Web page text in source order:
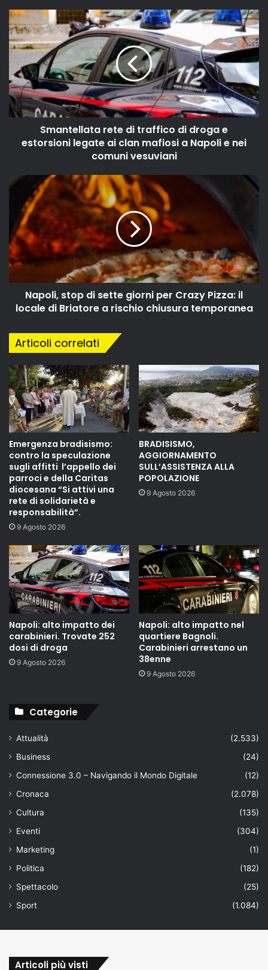
Smantellata rete di traffico di droga e
estorsioni legate ai clan mafiosi a Napoli e nei
comuni vesuviani
Napoli, stop di sette giorni per Crazy Pizza: il
locale di Briatore a rischio chiusura temporanea
Articoli correlati
Emergenza bradisismo:
contro la speculazione
sugli affitti l’appello dei
parroci e della Caritas
diocesana “Si attivi una
rete di solidarietà e
responsabilità”.
9 Agosto 2026
BRADISISMO,
AGGIORNAMENTO
SULL’ASSISTENZA ALLA
POPOLAZIONE
9 Agosto 2026
Napoli: alto impatto dei
carabinieri. Trovate 252
dosi di droga
9 Agosto 2026
Napoli: alto impatto nel
quartiere Bagnoli.
Carabinieri arrestano un
38enne
9 Agosto 2026
Categorie
Attualità
(2.533)
Business
(24)
Connessione 3.0 – Navigando il Mondo Digitale
(12)
Cronaca
(2.078)
Cultura
(135)
Eventi
(304)
Marketing
(1)
Politica
(182)
Spettacolo
(25)
Sport
(1.084)
Articoli più visti